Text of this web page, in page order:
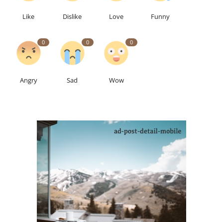
Like Dislike Love Funny
0
Angry
0
Sad
0
Wow